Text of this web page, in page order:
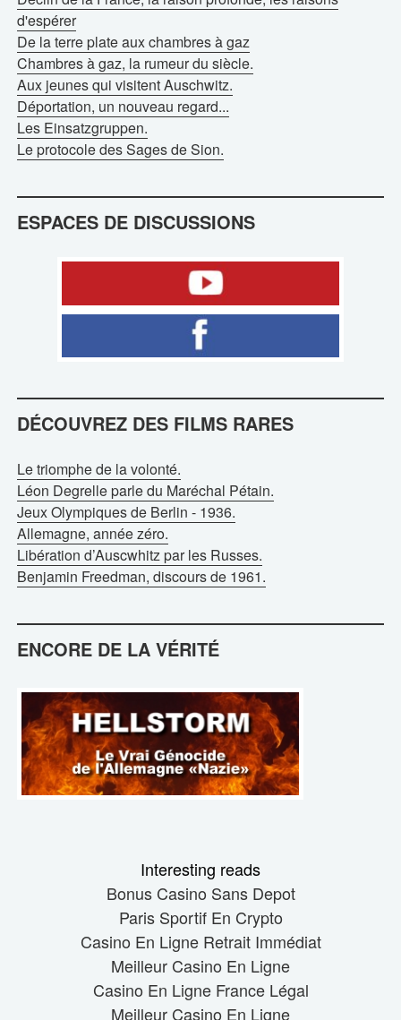
d'espérer
De la terre plate aux chambres à gaz
Chambres à gaz, la rumeur du siècle.
Aux jeunes qui visitent Auschwitz.
Déportation, un nouveau regard...
Les Einsatzgruppen.
Le protocole des Sages de Sion.
ESPACES DE DISCUSSIONS
DÉCOUVREZ DES FILMS RARES
Le triomphe de la volonté.
Léon Degrelle parle du Maréchal Pétain.
Jeux Olympiques de Berlin - 1936.
Allemagne, année zéro.
Libération d’Auscwhitz par les Russes.
Benjamin Freedman, discours de 1961.
ENCORE DE LA VÉRITÉ
Interesting reads
Bonus Casino Sans Depot
Paris Sportif En Crypto
Casino En Ligne Retrait Immédiat
Meilleur Casino En Ligne
Casino En Ligne France Légal
Meilleur Casino En Ligne